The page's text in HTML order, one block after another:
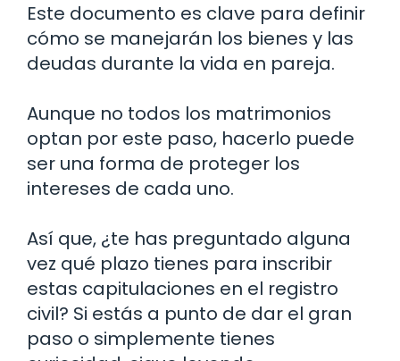
Este documento es clave para definir
cómo se manejarán los bienes y las
deudas durante la vida en pareja.
Aunque no todos los matrimonios
optan por este paso, hacerlo puede
ser una forma de proteger los
intereses de cada uno.
Así que, ¿te has preguntado alguna
vez qué plazo tienes para inscribir
estas capitulaciones en el registro
civil? Si estás a punto de dar el gran
paso o simplemente tienes